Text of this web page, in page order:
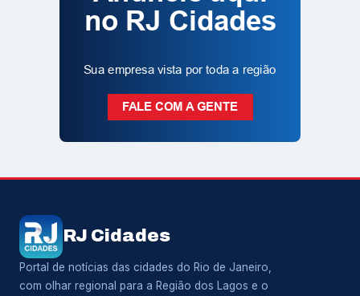
RJ Cidades
Portal de notícias das cidades do Rio de Janeiro,
com olhar regional para a Região dos Lagos e o